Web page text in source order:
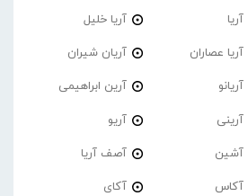
آریا آریا خلیل
آریا عصاران آریان شیران
آریانو آرین ابراهیمی
آرینی آریو
آشین آصف آریا
آکاس آکای